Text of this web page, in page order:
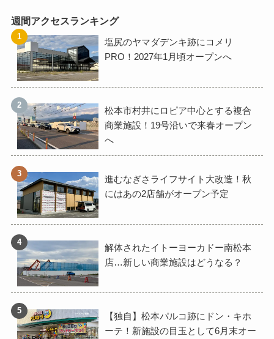
週間アクセスランキング
塩尻のヤマダデンキ跡にコメリ
PRO！2027年1月頃オープンへ
松本市村井にロピア中心とする複合
商業施設！19号沿いで来春オープン
へ
進むなぎさライフサイト大改造！秋
にはあの2店舗がオープン予定
解体されたイトーヨーカドー南松本
店…新しい商業施設はどうなる？
【独自】松本パルコ跡にドン・キホ
ーテ！新施設の目玉として6月末オー